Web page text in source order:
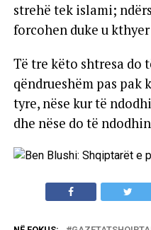
strehë tek islami;
forcohen duke u
Të tre këto shtresa do
qëndrueshëm pas pak
tyre, nëse kur të
dhe nëse do të